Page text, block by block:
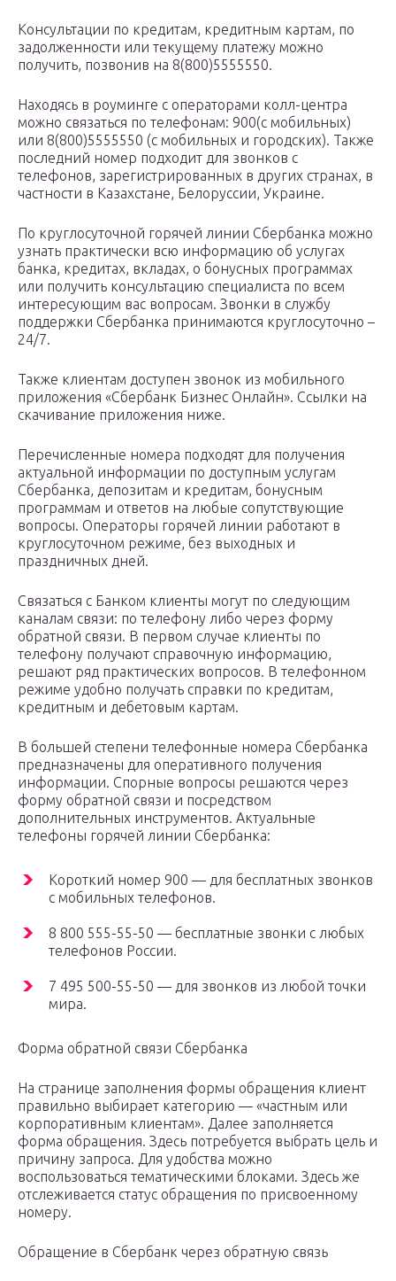
Консультации по кредитам, кредитным картам, по
задолженности или текущему платежу можно
получить, позвонив на 8(800)5555550.
Находясь в роуминге с операторами колл-центра
можно связаться по телефонам: 900(с мобильных)
или 8(800)5555550 (с мобильных и городских). Также
последний номер подходит для звонков с
телефонов, зарегистрированных в других странах, в
частности в Казахстане, Белоруссии, Украине.
По круглосуточной горячей линии Сбербанка можно
узнать практически всю информацию об услугах
банка, кредитах, вкладах, о бонусных программах
или получить консультацию специалиста по всем
интересующим вас вопросам. Звонки в службу
поддержки Сбербанка принимаются круглосуточно –
24/7.
Также клиентам доступен звонок из мобильного
приложения «Сбербанк Бизнес Онлайн». Ссылки на
скачивание приложения ниже.
Перечисленные номера подходят для получения
актуальной информации по доступным услугам
Сбербанка, депозитам и кредитам, бонусным
программам и ответов на любые сопутствующие
вопросы. Операторы горячей линии работают в
круглосуточном режиме, без выходных и
праздничных дней.
Связаться с Банком клиенты могут по следующим
каналам связи: по телефону либо через форму
обратной связи. В первом случае клиенты по
телефону получают справочную информацию,
решают ряд практических вопросов. В телефонном
режиме удобно получать справки по кредитам,
кредитным и дебетовым картам.
В большей степени телефонные номера Сбербанка
предназначены для оперативного получения
информации. Спорные вопросы решаются через
форму обратной связи и посредством
дополнительных инструментов. Актуальные
телефоны горячей линии Сбербанка:
Короткий номер 900 — для бесплатных звонков
с мобильных телефонов.
8 800 555-55-50 — бесплатные звонки с любых
телефонов России.
7 495 500-55-50 — для звонков из любой точки
мира.
Форма обратной связи Сбербанка
На странице заполнения формы обращения клиент
правильно выбирает категорию — «частным или
корпоративным клиентам». Далее заполняется
форма обращения. Здесь потребуется выбрать цель и
причину запроса. Для удобства можно
воспользоваться тематическими блоками. Здесь же
отслеживается статус обращения по присвоенному
номеру.
Обращение в Сбербанк через обратную связь